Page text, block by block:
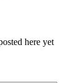
here yet